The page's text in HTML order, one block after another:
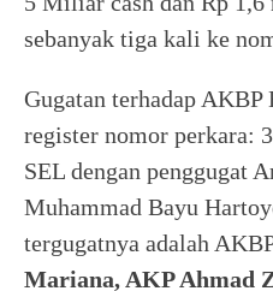
sebanyak tiga kali ke
Gugatan terhadap
register nomor perkara:
SEL dengan penggugat
Muhammad Bayu
tergugatnya adalah
Mariana, AKP Ahmad